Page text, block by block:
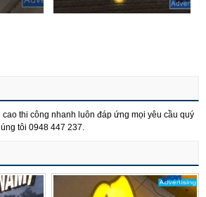
thi công nhanh luôn đáp ứng mọi yêu cầu quý
tôi 0948 447 237.